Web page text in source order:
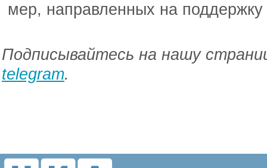
мер, направленных на
Подписывайтесь на нашу
telegram.